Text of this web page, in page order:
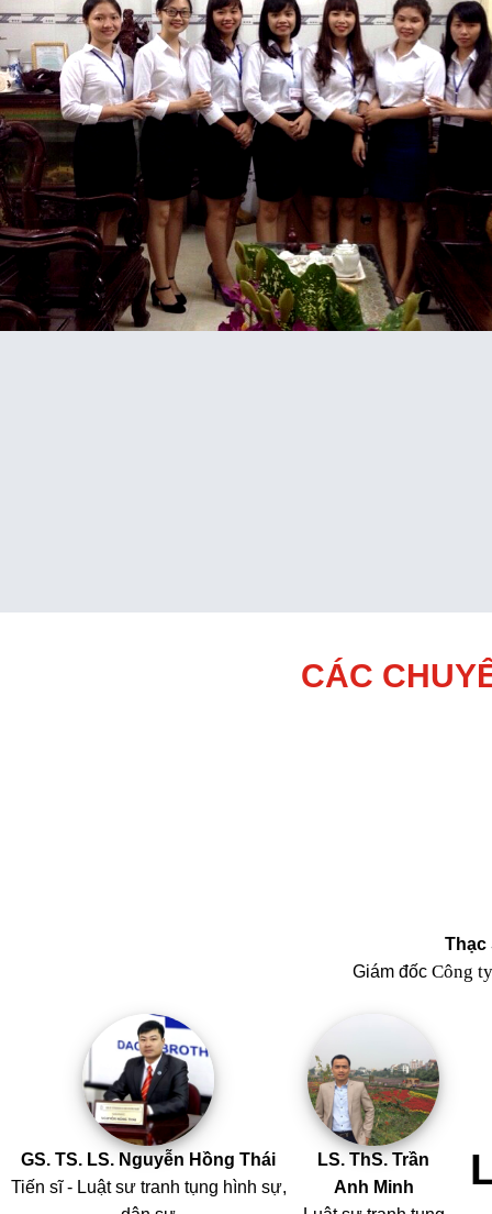
CÁC
Thạc
Giám đốc Công
GS. TS. LS. Nguyễn Hồng Thái
Tiến sĩ - Luật sư tranh tụng hình sự,
LS. ThS. Trần
Anh Minh